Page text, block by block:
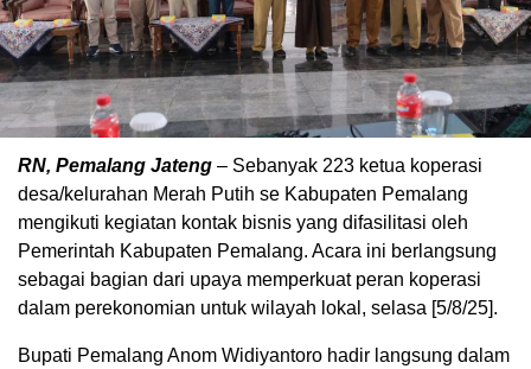
RN, Pemalang Jateng – Sebanyak 223 ketua koperasi
desa/kelurahan Merah Putih se Kabupaten Pemalang
mengikuti kegiatan kontak bisnis yang difasilitasi oleh
Pemerintah Kabupaten Pemalang. Acara ini berlangsung
sebagai bagian dari upaya memperkuat peran koperasi
dalam perekonomian untuk wilayah lokal, selasa [5/8/25].
Bupati Pemalang Anom Widiyantoro hadir langsung dalam